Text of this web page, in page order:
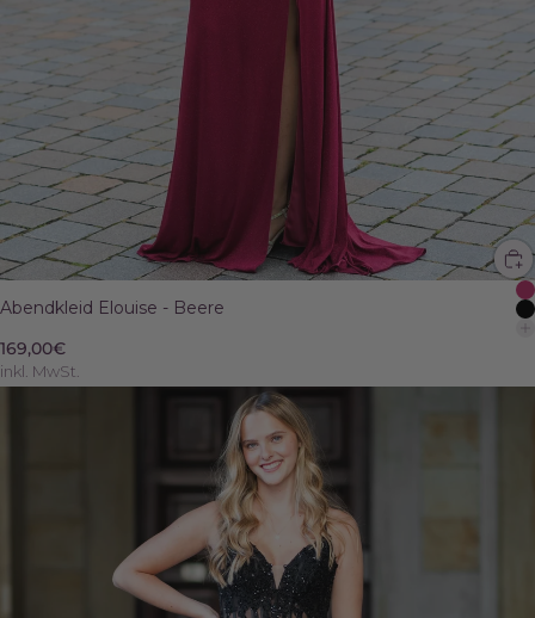
Abendkleid Elouise - Beere
169,00€
inkl. MwSt.